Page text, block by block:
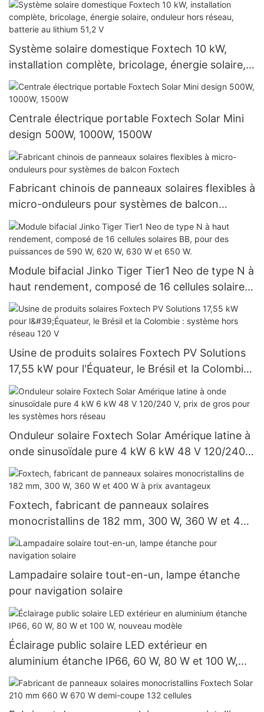
Système solaire domestique Foxtech 10 kW,
installation complète, bricolage, énergie solaire,
onduleur hors réseau, batterie au lithium 51,2 V
Centrale électrique portable Foxtech Solar Mini
design 500W, 1000W, 1500W
Fabricant chinois de panneaux solaires flexibles à
micro-onduleurs pour systèmes de balcon
Foxtech
Module bifacial Jinko Tiger Tier1 Neo de type N à
haut rendement, composé de 16 cellules solaires
BB, pour des puissances de 590 W, 620 W, 630 W
et 650 W.
Usine de produits solaires Foxtech PV Solutions
17,55 kW pour l'Équateur, le Brésil et la Colombie :
système hors réseau 120 V
Onduleur solaire Foxtech Solar Amérique latine à
onde sinusoïdale pure 4 kW 6 kW 48 V 120/240
V, prix de gros pour les systèmes hors réseau
Foxtech, fabricant de panneaux solaires
monocristallins de 182 mm, 300 W, 360 W et 400
W à prix avantageux
Lampadaire solaire tout-en-un, lampe étanche
pour navigation solaire
Éclairage public solaire LED extérieur en
aluminium étanche IP66, 60 W, 80 W et 100 W,
nouveau modèle